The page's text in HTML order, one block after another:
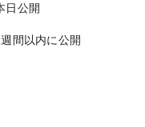
日公開
間以内に公開